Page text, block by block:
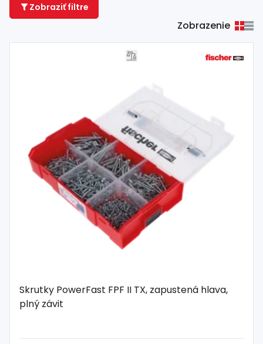
Bránovésystémy
Zobraziť filtre
Zobrazenie
Skrutky PowerFast FPF II TX, zapustená hlava,
plný závit